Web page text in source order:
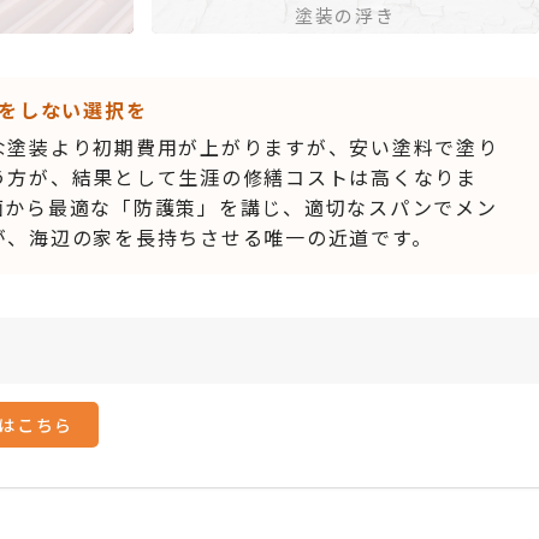
塗装の浮き
しない選択を
装より初期費用が上がりますが、安い塗料で塗り
が、結果として生涯の修繕コストは高くなりま
ら最適な「防護策」を講じ、適切なスパンでメン
海辺の家を長持ちさせる唯一の近道です。
こちら